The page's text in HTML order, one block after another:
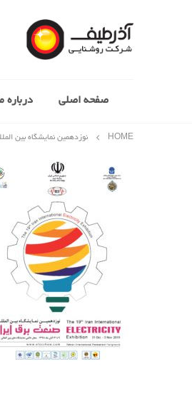
صفحه اصلی درباره
HOME نوزدهمین نمایشگاه بین